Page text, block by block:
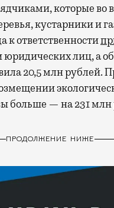
которые во
кустарники и
к ответственности
лиц, а
20,5 млн рублей.
больше — на 231 млн
ПРОДОЛЖЕНИЕ НИЖЕ